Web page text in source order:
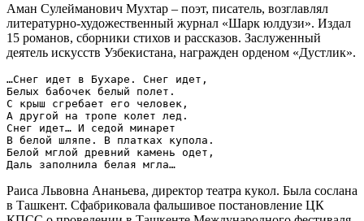
Аман Сулейманович Мухтар – поэт, писатель, возглавлял
литературно-художественный журнал «Шарк юлдузи». Издал
15 романов, сборники стихов и рассказов. Заслуженный
деятель искусств Узбекистана, награжден орденом «Дустлик».
…Снег идет в Бухаре. Снег идет,
Белых бабочек белый полет.
С крыш сгребает его человек,
А другой на тропе колет лед.
Снег идет… И седой минарет
В белой шляпе. В платках купола.
Белой мглой древний камень одет,
Раиса Львовна Ананьева, директор театра кукол. Была сослана
в Ташкент. Сфабриковала фальшивое постановление ЦК